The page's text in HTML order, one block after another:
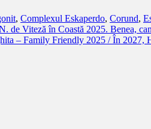
, Complexul Eskaperdo, Corund,
de Viteză în Coastă 2025. Benea,
– Family Friendly 2025 / În 2027,